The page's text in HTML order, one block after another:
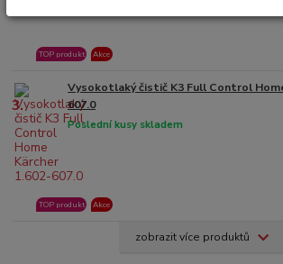
TOP produkt Akce
3.
Vysokotlaký čistič K3 Full Control
607.0
Poslední kusy skladem
TOP produkt Akce
zobrazit více produktů